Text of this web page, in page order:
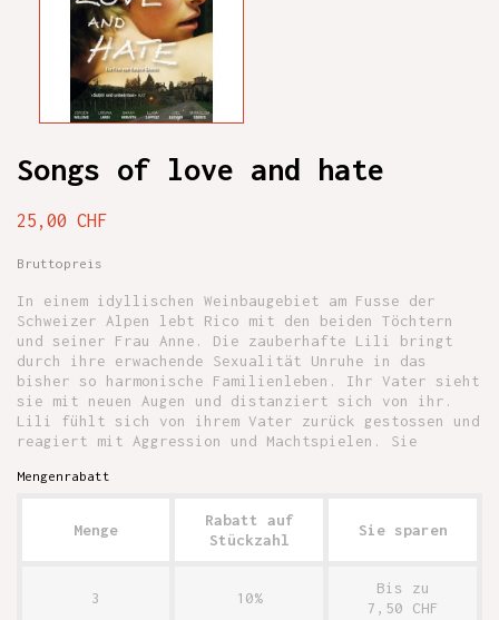
Songs of love and hate
25,00 CHF
Bruttopreis
In einem idyllischen Weinbaugebiet am Fusse der
Schweizer Alpen lebt Rico mit den beiden Töchtern
und seiner Frau Anne. Die zauberhafte Lili bringt
durch ihre erwachende Sexualität Unruhe in das
bisher so harmonische Familienleben. Ihr Vater sieht
sie mit neuen Augen und distanziert sich von ihr.
Lili fühlt sich von ihrem Vater zurück gestossen und
reagiert mit Aggression und Machtspielen. Sie
Mengenrabatt
Menge
Rabatt auf
Stückzahl
Sie sparen
3 10%
Bis zu
7,50 CHF